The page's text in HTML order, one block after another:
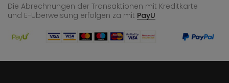
Die Abrechnungen der Transaktionen mit Kreditkarte
und E-Überweisung erfolgen za mit PayU